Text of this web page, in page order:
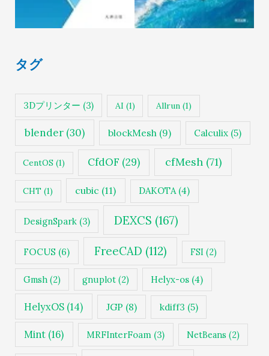
タグ
3Dプリンター (3) AI (1) Allrun(1)
blender(30) blockMesh (9) Calculix (5)
CentOS (1) CfdOF (29) cfMesh(71)
CHT (1) cubic (11) DAKOTA(4)
DesignSpark(3) DEXCS (167)
FOCUS (6) FreeCAD (112) FSI (2)
Gmsh(2) gnuplot(2) Helyx-os (4)
HelyxOS (14) JGP (8) kdiff3 (5)
Mint (16) MRFInterFoam (3) NetBeans (2)